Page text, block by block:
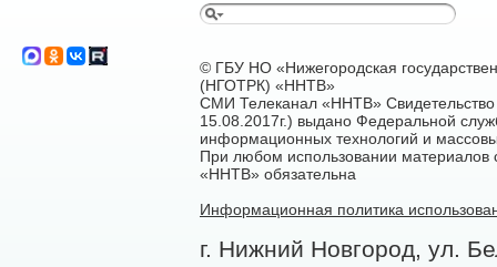
© ГБУ НО «Нижегородская
(НГОТРК) «ННТВ»
СМИ Телеканал «ННТВ»
15.08.2017г.) выдано Федеральной
информационных технологий и
При любом использовании материалов
«ННТВ» обязательна
Информационная политика
г. Нижний Новгород, ул.